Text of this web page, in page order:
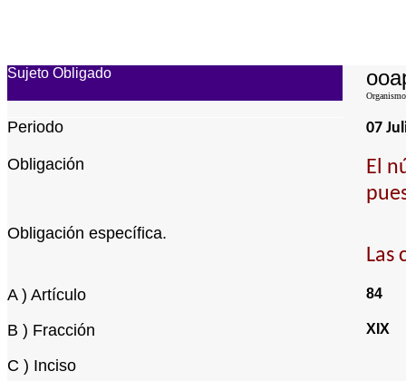
Sujeto Obligado
Periodo 07
Obligación
El
Obligación específica.
Las
A ) Artículo 84
B ) Fracción XIX
C ) Inciso